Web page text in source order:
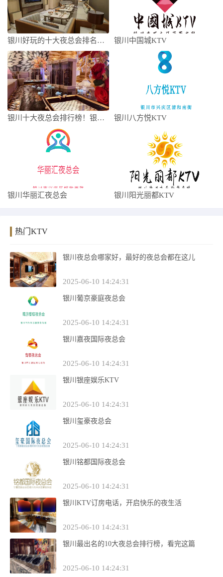
银川好玩的十大夜总会排名不得不去，哪家是 银川中国城KTV
银川十大夜总会排行榜！银川好玩夜总会信息 银川八方悦KTV
银川华丽汇夜总会 银川阳光丽都KTV
热门KTV
银川夜总会哪家好，最好的夜总会都在这儿
2025-06-10 14:24:31
银川葡京豪庭夜总会
2025-06-10 14:24:31
银川嘉夜国际夜总会
2025-06-10 14:24:31
银川银座娱乐KTV
2025-06-10 14:24:31
银川玺豪夜总会
2025-06-10 14:24:31
银川铭都国际夜总会
2025-06-10 14:24:31
银川KTV订房电话，开启快乐的夜生活
2025-06-10 14:24:31
银川最出名的10大夜总会排行榜，看完这篇
2025-06-10 14:24:31